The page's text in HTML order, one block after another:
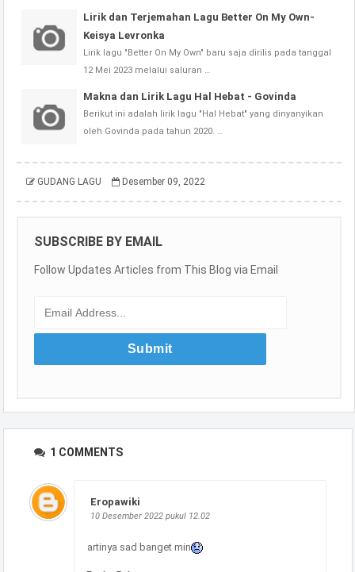
Lirik dan Terjemahan Lagu Better On My Own-
Keisya Levronka
Lirik lagu "Better On My Own" baru saja dirilis pada tanggal
12 Mei 2023 melalui saluran …
Makna dan Lirik Lagu Hal Hebat - Govinda
Berikut ini adalah lirik lagu "Hal Hebat" yang dinyanyikan
oleh Govinda pada tahun 2020. …
GUDANG LAGU Desember 09, 2022
SUBSCRIBE BY EMAIL
Follow Updates Articles from This Blog via Email
1 COMMENTS
Eropawiki
10 Desember 2022 pukul 12.02
artinya sad banget min